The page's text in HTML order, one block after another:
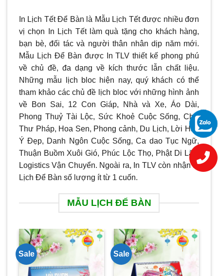
In Lịch Tết Để Bàn là Mẫu Lịch Tết được nhiều đơn
vị chọn In Lịch Tết làm quà tặng cho khách hàng,
bạn bè, đối tác và người thân nhân dịp năm mới.
Mẫu Lịch Để Bàn được In TLV thiết kế phong phú
về chủ đề, đa dạng về kích thước lẫn chất liệu.
Những mẫu lịch bloc hiện nay, quý khách có thể
tham khảo các chủ đề lịch bloc với những hình ảnh
về Bon Sai, 12 Con Giáp, Nhà và Xe, Áo Dài,
Phong Thuỷ Tài Lộc, Sức Khoẻ Cuộc Sống, Chữ
Thư Pháp, Hoa Sen, Phong cảnh, Du Lịch, Lời Hay
Ý Đẹp, Danh Ngôn Cuộc Sống, Ca dao Tục Ngữ,
Thuận Buồm Xuôi Gió, Phúc Lộc Thọ, Phật Di Lặc,
Logistics Vận Chuyển. Ngoài ra, In TLV còn nhận In
Lịch Để Bàn số lượng ít từ 1 cuốn.
MẪU LỊCH ĐỂ BÀN
Sale Sale